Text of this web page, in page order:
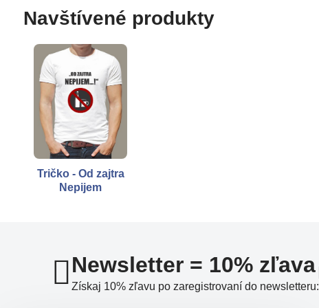
Navštívené produkty
Tričko - Od zajtra
Nepijem
Newsletter = 10% zľava
Získaj 10% zľavu po zaregistrovaní do newsletteru: